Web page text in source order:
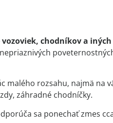
chodníkov a
malého rozsahu, najmä na
záhradné chodníčky.
sa ponechať zmes